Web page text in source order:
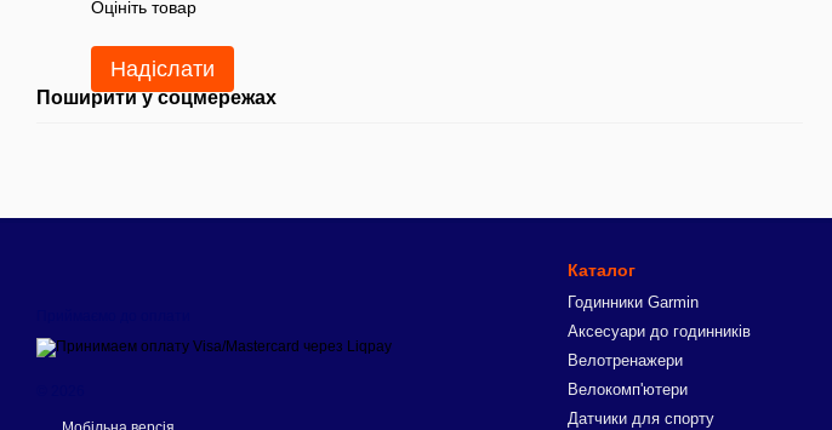
Оцініть товар
Надіслати
Поширити у соцмережах
Каталог
Годинники Garmin
Аксесуари до годинників
Велотренажери
Велокомп'ютери
Датчики для спорту